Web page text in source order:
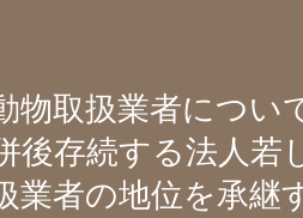
取扱業者につい
後存続する法人
業者の地位を承継